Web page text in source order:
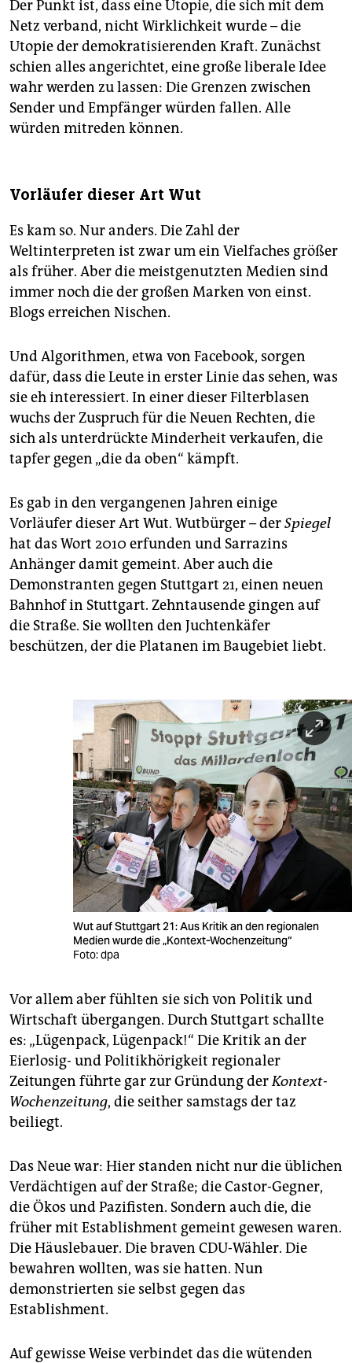
Der Punkt ist, dass eine Utopie, die sich mit dem
Netz verband, nicht Wirklichkeit wurde – die
Utopie der demokratisierenden Kraft. Zunächst
schien alles angerichtet, eine große liberale Idee
wahr werden zu lassen: Die Grenzen zwischen
Sender und Empfänger würden fallen. Alle
würden mitreden können.
Vorläufer dieser Art Wut
Es kam so. Nur anders. Die Zahl der
Weltinterpreten ist zwar um ein Vielfaches größer
als früher. Aber die meistgenutzten Medien sind
immer noch die der großen Marken von einst.
Blogs erreichen Nischen.
Und Algorithmen, etwa von Facebook, sorgen
dafür, dass die Leute in erster Linie das sehen, was
sie eh interessiert. In einer dieser Filterblasen
wuchs der Zuspruch für die Neuen Rechten, die
sich als unterdrückte Minderheit verkaufen, die
tapfer gegen „die da oben“ kämpft.
Es gab in den vergangenen Jahren einige
Vorläufer dieser Art Wut. Wutbürger – derSpiegel
hat das Wort 2010 erfunden und Sarrazins
Anhänger damit gemeint. Aber auch die
Demonstranten gegen Stuttgart 21, einen neuen
Bahnhof in Stuttgart. Zehntausende gingen auf
die Straße. Sie wollten den Juchtenkäfer
beschützen, der die Platanen im Baugebiet liebt.
Wut auf Stuttgart 21: Aus Kritik an den regionalen
Medien wurde die „Kontext-Wochenzeitung“
Foto: dpa
Vor allem aber fühlten sie sich von Politik und
Wirtschaft übergangen. Durch Stuttgart schallte
es: „Lügenpack, Lügenpack!“ Die Kritik an der
Eierlosig- und Politikhörigkeit regionaler
Zeitungen führte gar zur Gründung derKontext-
Wochenzeitung, die seither samstags der taz
beiliegt.
Das Neue war: Hier standen nicht nur die üblichen
Verdächtigen auf der Straße; die Castor-Gegner,
die Ökos und Pazifisten. Sondern auch die, die
früher mit Establishment gemeint gewesen waren.
Die Häuslebauer. Die braven CDU-Wähler. Die
bewahren wollten, was sie hatten. Nun
demonstrierten sie selbst gegen das
Establishment.
Auf gewisse Weise verbindet das die wütenden